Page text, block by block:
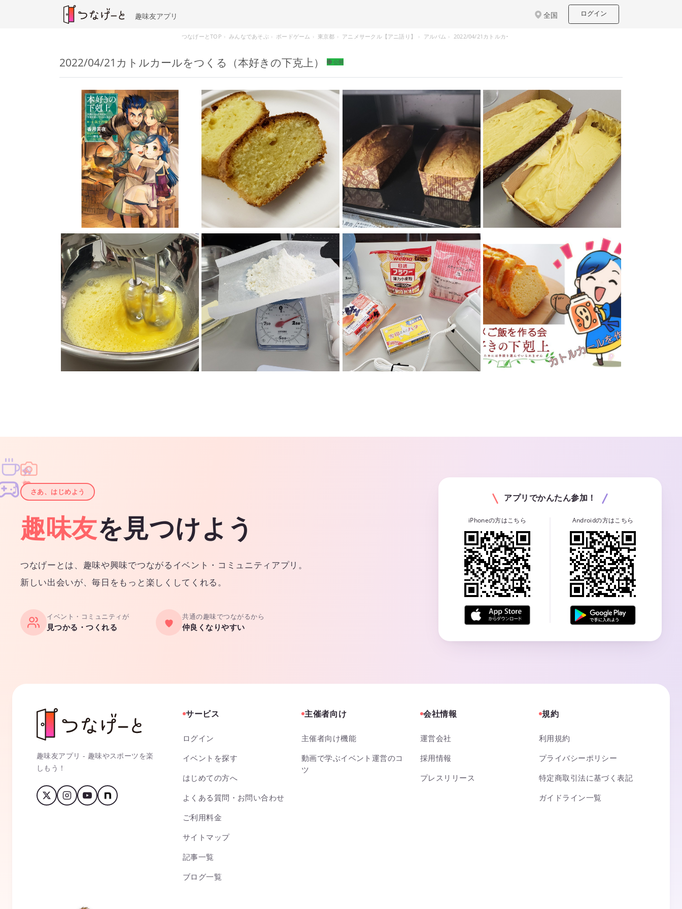
趣味友アプリ 全国 ログイン
つなげーとTOP みんなであそぶ ボードゲーム 東京都 アニメサークル【アニ語り】 アルバム 2022/04/21カトルカールをつくる（本好きの下克上）
2022/04/21カトルカールをつくる（本好きの下克上） 公開
✦
✦
✧
✧
♪
♫
さあ、はじめよう
趣味友を見つけよう
つなげーとは、趣味や興味でつながるイベント・コミュニティアプリ。
新しい出会いが、毎日をもっと楽しくしてくれる。
イベント・コミュニティが
見つかる・つくれる
共通の趣味でつながるから
仲良くなりやすい
アプリでかんたん参加！
iPhoneの方はこちら Androidの方はこちら
趣味友アプリ - 趣味やスポーツを楽
しもう！
サービス
ログイン
イベントを探す
はじめての方へ
よくある質問・お問い合わせ
ご利用料金
サイトマップ
記事一覧
ブログ一覧
主催者向け
主催者向け機能
動画で学ぶイベント運営のコ
ツ
会社情報
運営会社
採用情報
プレスリリース
規約
利用規約
プライバシーポリシー
特定商取引法に基づく表記
ガイドライン一覧